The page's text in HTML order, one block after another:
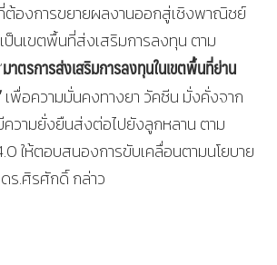
องการขยายผลงานออกสู่เชิงพาณิชย์
นเขตพื้นที่ส่งเสริมการลงทุน ตาม
มาตรการส่งเสริมการลงทุนในเขตพื้นที่ย่าน
เพื่อความมั่นคงทางยา วัคซีน มั่งคั่งจาก
ความยั่งยืนส่งต่อไปยังลูกหลาน ตาม
ให้ตอบสนองการขับเคลื่อนตามนโยบาย
ร.ศิรศักดิ์ กล่าว